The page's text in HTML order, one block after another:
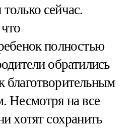
сейчас.
полностью
обратились
Несмотря на все
хотят сохранить